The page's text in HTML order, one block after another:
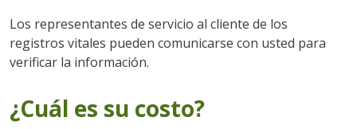
Los representantes de servicio al cliente de los
registros vitales pueden comunicarse con usted para
verificar la información.
¿Cuál es su costo?